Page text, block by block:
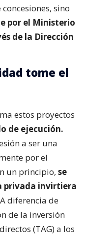
sino
por el Ministerio
de la Dirección
tome el
estos proyectos
de ejecución.
a ser una
por el
un principio, se
privada invirtiera
diferencia de
de la inversión
(TAG) a los